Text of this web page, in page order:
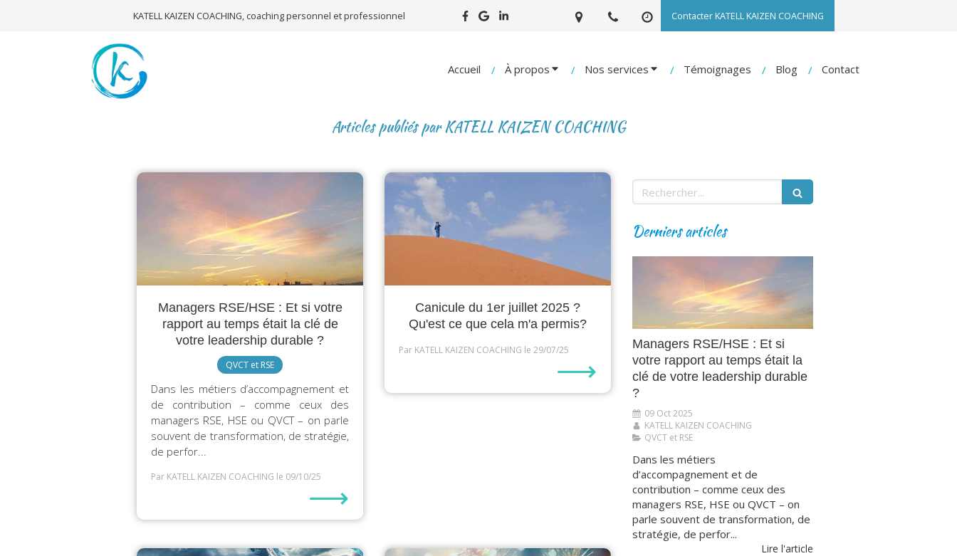
KATELL KAIZEN COACHING, coaching personnel et professionnel Contacter KATELL KAIZEN COACHING
Accueil À propos Nos services Témoignages Blog Contact
Articles publiés par KATELL KAIZEN COACHING
Managers RSE/HSE : Et si votre
rapport au temps était la clé de
votre leadership durable ?
QVCT et RSE
Dans les métiers d’accompagnement et
de contribution – comme ceux des
managers RSE, HSE ou QVCT – on parle
souvent de transformation, de stratégie,
de perfor...
Par KATELL KAIZEN COACHING le 09/10/25
⟶
Canicule du 1er juillet 2025 ?
Qu'est ce que cela m'a permis?
Par KATELL KAIZEN COACHING le 29/07/25
⟶
Rechercher
Derniers articles
Managers RSE/HSE : Et si
votre rapport au temps était la
clé de votre leadership durable
?
09 Oct 2025
KATELL KAIZEN COACHING
QVCT et RSE
Dans les métiers
d’accompagnement et de
contribution – comme ceux des
managers RSE, HSE ou QVCT – on
parle souvent de transformation, de
stratégie, de perfor...
Lire l'article